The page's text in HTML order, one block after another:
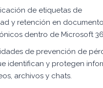
de etiquetas de
y retención en
dentro de Microsoft
de prevención de
identifican y protegen
archivos y chats.